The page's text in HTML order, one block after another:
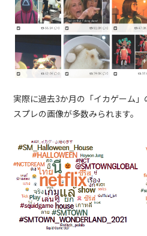
実際に過去3か月の「イカゲーム
スプレの画像が多数みられます。